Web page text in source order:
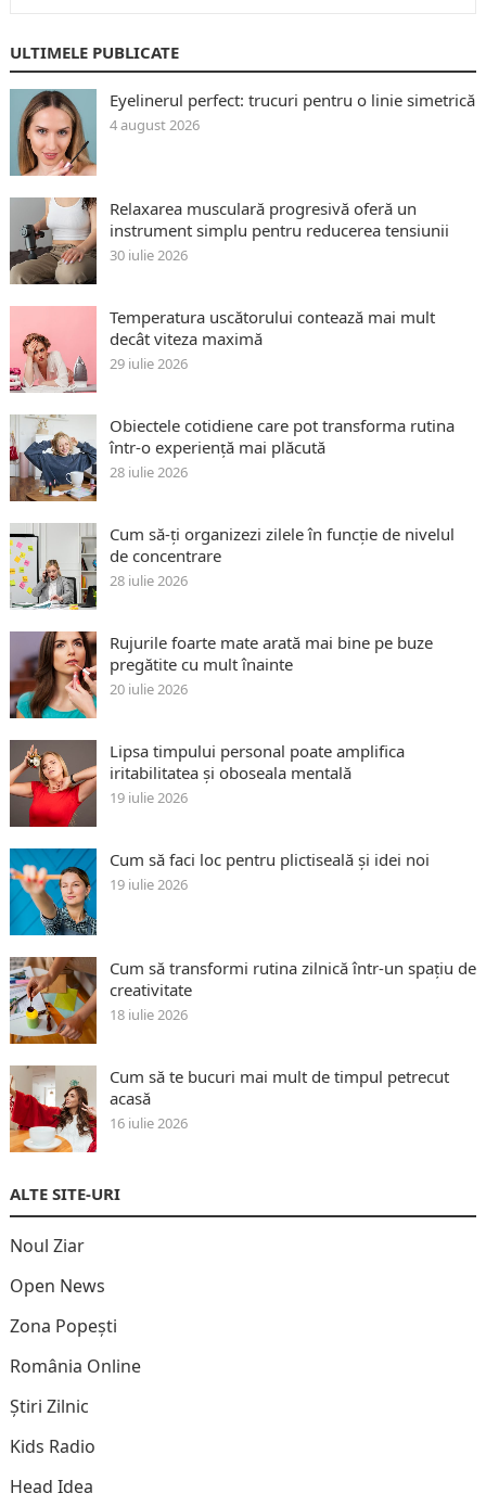
ULTIMELE PUBLICATE
Eyelinerul perfect: trucuri pentru o linie simetrică
4 august 2026
Relaxarea musculară progresivă oferă un
instrument simplu pentru reducerea tensiunii
30 iulie 2026
Temperatura uscătorului contează mai mult
decât viteza maximă
29 iulie 2026
Obiectele cotidiene care pot transforma rutina
într-o experiență mai plăcută
28 iulie 2026
Cum să-ți organizezi zilele în funcție de nivelul
de concentrare
28 iulie 2026
Rujurile foarte mate arată mai bine pe buze
pregătite cu mult înainte
20 iulie 2026
Lipsa timpului personal poate amplifica
iritabilitatea și oboseala mentală
19 iulie 2026
Cum să faci loc pentru plictiseală și idei noi
19 iulie 2026
Cum să transformi rutina zilnică într-un spațiu de
creativitate
18 iulie 2026
Cum să te bucuri mai mult de timpul petrecut
acasă
16 iulie 2026
ALTE SITE-URI
Noul Ziar
Open News
Zona Popești
România Online
Știri Zilnic
Kids Radio
Head Idea